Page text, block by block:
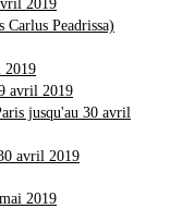
2019
Peadrissa)
2019
avril 2019
jusqu'au 30 avril
avril 2019
2019